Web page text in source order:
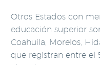
Otros Estados con
educación superior
Coahuila, Morelos,
que registran entre el